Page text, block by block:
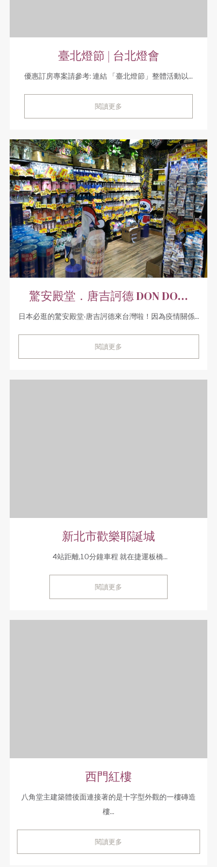
臺北燈節 | 台北燈會
優惠訂房專案請參考: 連結 「臺北燈節」整體活動以...
閱讀更多
驚安殿堂．唐吉訶德 DON DO…
日本必逛的驚安殿堂‧唐吉訶德來台灣啦！因為疫情關係...
閱讀更多
新北市歡樂耶誕城
4站距離,10分鐘車程 就在捷運板橋...
閱讀更多
西門紅樓
八角堂主建築體後面連接著的是十字型外觀的一樓磚造
樓...
閱讀更多